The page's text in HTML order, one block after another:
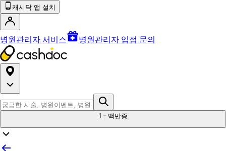
캐시닥 앱 설치
병원관리자 서비스 병원관리자 입점 문의
1 백반증